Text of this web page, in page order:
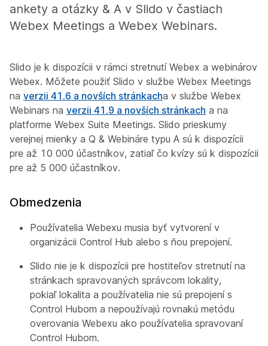
ankety a otázky & A v Slido v častiach
Webex Meetings a Webex Webinars.
Slido je k dispozícii v rámci stretnutí Webex a webinárov
Webex. Môžete použiť Slido v službe Webex Meetings
na verzii 41.6 a novších stránkacha v službe Webex
Webinars na verzii 41.9 a novších stránkach a na
platforme Webex Suite Meetings. Slido prieskumy
verejnej mienky a Q & Webináre typu A sú k dispozícii
pre až 10 000 účastníkov, zatiaľ čo kvízy sú k dispozícii
pre až 5 000 účastníkov.
Obmedzenia
Používatelia Webexu musia byť vytvorení v
organizácii Control Hub alebo s ňou prepojení.
Slido nie je k dispozícii pre hostiteľov stretnutí na
stránkach spravovaných správcom lokality,
pokiaľ lokalita a používatelia nie sú prepojení s
Control Hubom a nepoužívajú rovnakú metódu
overovania Webexu ako používatelia spravovaní
Control Hubom.